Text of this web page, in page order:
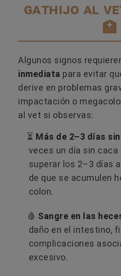
gathijo al
🏥
Algunos signos
inmediata para evitar
derive en problemas
impactación o
al vet si observas:
⏳ Más de 2–3 días
veces un día sin caca
superar los 2–3 días
de que se acumulen
colon.
🩸 Sangre en las
daño en el intestino,
complicaciones
excesivo.